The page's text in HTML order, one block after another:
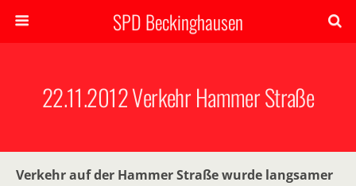
SPD Beckinghausen
22.11.2012 Verkehr Hammer Straße
Verkehr auf der Hammer Straße wurde langsamer